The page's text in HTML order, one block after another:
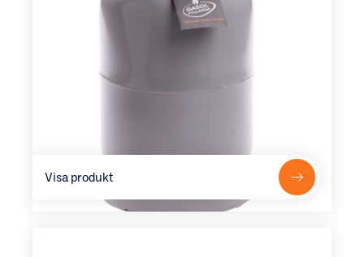
Visa produkt